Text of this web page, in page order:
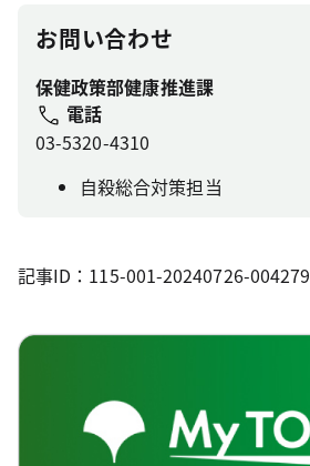
お問い合わせ
保健政策部健康推進課
電話
03-5320-4310
自殺総合対策担当
記事ID：115-001-20240726-004279